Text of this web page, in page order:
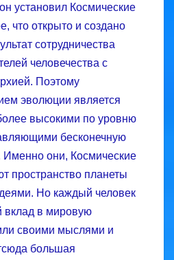
установил Космические
что открыто и создано
сотрудничества
человечества с
Поэтому
эволюции является
высокими по уровню
бесконечную
Именно они, Космические
пространство планеты
Но каждый человек
вклад в мировую
своими мыслями и
большая